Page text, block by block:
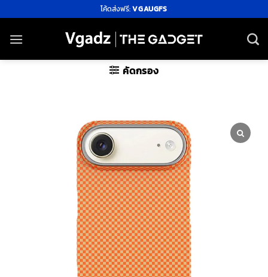
ไป
ยัง
โค้ดส่งฟรี:VGAUGFS
คัดกรอง